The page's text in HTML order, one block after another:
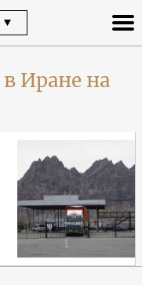
Иране на